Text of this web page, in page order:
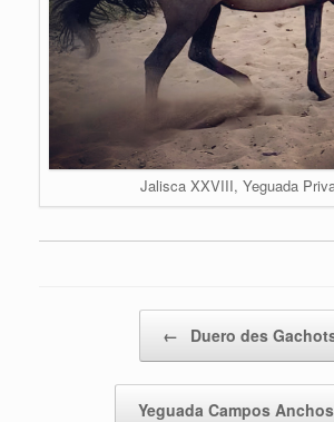
Jalisca XXVIII, Yeguada
← Duero des
Yeguada Campos Anchos